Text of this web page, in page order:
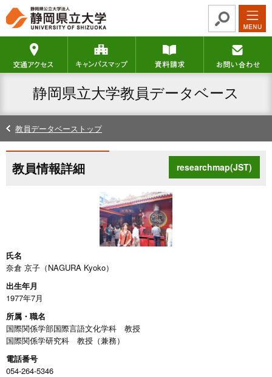
ロ
ー
ナ
ー
シ
文
へ
ー
カ
ビ
シ
ョ
ッ
タ
交通アクセス キャンパスマップ 資料請求
静岡県立大学教員データベース
教員データベーストップ
researchmap(JST)
教員情報詳細
氏名
奈倉 京子（NAGURA Kyoko）
出生年月
1977年7月
所属・職名
国際関係学部国際言語文化学科 教授
国際関係学研究科 教授（兼務）
電話番号
054-264-5346